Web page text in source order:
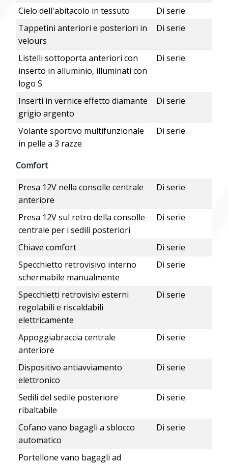
Cielo dell'abitacolo in tessuto
Di serie
Tappetini anteriori e posteriori in
velours
Di serie
Listelli sottoporta anteriori con
inserto in alluminio, illuminati con
logo S
Di serie
Inserti in vernice effetto diamante
grigio argento
Di serie
Volante sportivo multifunzionale
in pelle a 3 razze
Di serie
Comfort
Presa 12V nella consolle centrale
anteriore
Di serie
Presa 12V sul retro della consolle
centrale per i sedili posteriori
Di serie
Chiave comfort
Di serie
Specchietto retrovisivo interno
schermabile manualmente
Di serie
Specchietti retrovisivi esterni
regolabili e riscaldabili
elettricamente
Di serie
Appoggiabraccia centrale
anteriore
Di serie
Dispositivo antiavviamento
elettronico
Di serie
Sedili del sedile posteriore
ribaltabile
Di serie
Cofano vano bagagli a sblocco
automatico
Di serie
Portellone vano bagagli ad